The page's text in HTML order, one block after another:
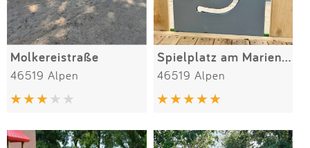
Molkereistraße
46519 Alpen
Spielplatz am Marienstift
46519 Alpen